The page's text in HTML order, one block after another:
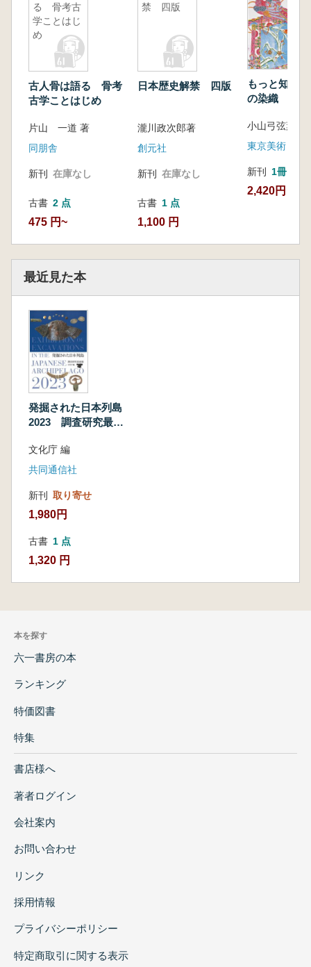
る 骨考古
学ことはじ
め
古人骨は語る 骨考
古学ことはじめ
片山 一道 著
同朋舎
新刊 在庫なし
古書 2 点
475 円~
禁 四版
日本歴史解禁 四版
瀧川政次郎著
創元社
新刊 在庫なし
古書 1 点
1,100 円
もっと知り
の染織
小山弓弦葉 著
東京美術
新刊 1冊
2,420円
最近見た本
発掘された日本列島
2023 調査研究最前
文化庁 編
共同通信社
新刊 取り寄せ
1,980円
古書 1 点
1,320 円
本を探す
六一書房の本
ランキング
特価図書
特集
書店様へ
著者ログイン
会社案内
お問い合わせ
リンク
採用情報
プライバシーポリシー
特定商取引に関する表示